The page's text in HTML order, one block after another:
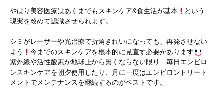
やはり美容医療はあくまでもスキンケア&食生活が基本
という
現実を改めて認識させられます。
シミがレーザーや光治療で折角きれいになっても、再発させない
よう
今までのスキンケアを根本的に見直す必要があります
紫外線や活性酸素が地球上から無くならない限り…毎日エンビロ
ンスキンケアを朝夕使用したり、月に一度はエンビロントリート
メントでメンテナンスを継続するのがベストです。